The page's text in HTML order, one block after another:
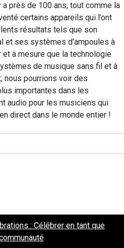
a près de 100 ans, tout comme la
certains appareils qui l’ont
résultats tels que son
et ses systèmes d’ampoules à
et à mesure que la technologie
de musique sans fil et à
nous pourrions voir des
importantes dans les
audio pour les musiciens qui
direct dans le monde entier !
: Célébrer en tant que